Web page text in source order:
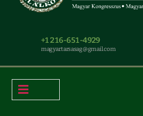
+1 216-651-4929
magyar.tarsasag@gmail.com